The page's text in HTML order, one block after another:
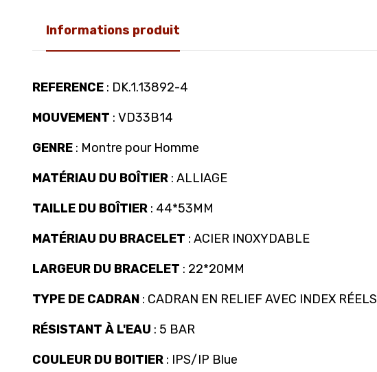
Informations produit
REFERENCE : DK.1.13892-4
MOUVEMENT : VD33B14
GENRE : Montre pour Homme
MATÉRIAU DU BOÎTIER : ALLIAGE
TAILLE DU BOÎTIER : 44*53MM
MATÉRIAU DU BRACELET : ACIER INOXYDABLE
LARGEUR DU BRACELET : 22*20MM
TYPE DE CADRAN : CADRAN EN RELIEF AVEC INDEX RÉELS
RÉSISTANT À L'EAU : 5 BAR
COULEUR DU BOITIER : IPS/IP Blue